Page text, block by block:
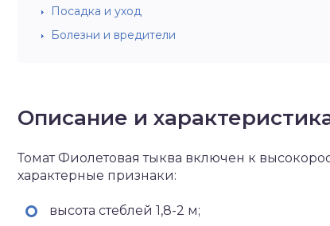
Посадка и уход
Болезни и вредители
Описание и
Томат Фиолетовая тыква включен к
характерные признаки:
высота стеблей 1,8-2 м;